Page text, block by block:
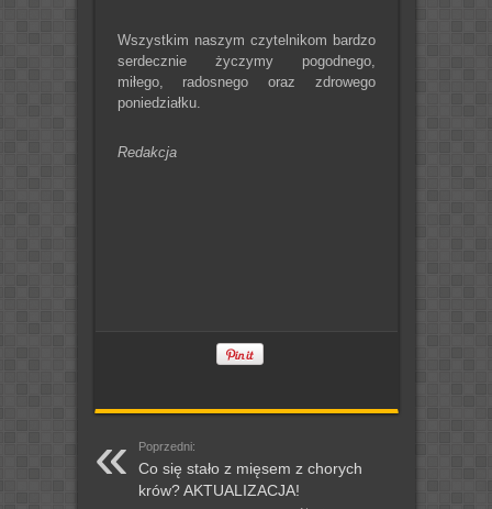
Wszystkim naszym czytelnikom bardzo
serdecznie życzymy pogodnego,
miłego, radosnego oraz zdrowego
poniedziałku.
Redakcja
Poprzedni:
Co się stało z mięsem z chorych
krów? AKTUALIZACJA!